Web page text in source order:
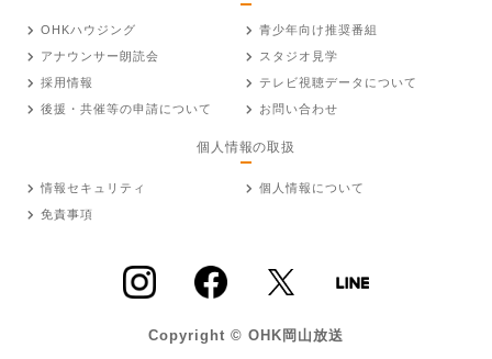
OHKハウジング
青少年向け推奨番組
アナウンサー朗読会
スタジオ見学
採用情報
テレビ視聴データについて
後援・共催等の申請について
お問い合わせ
個人情報の取扱
情報セキュリティ
個人情報について
免責事項
Copyright © OHK岡山放送